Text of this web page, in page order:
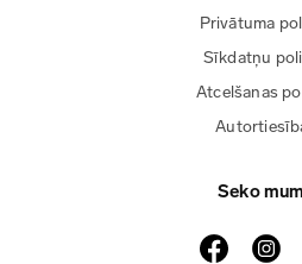
Privātuma
Sīkdatņu
Atcelšanas
Seko